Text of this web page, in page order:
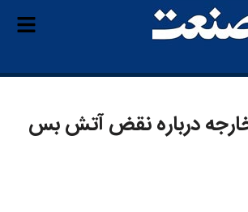
خارجه درباره نقض آتش بس